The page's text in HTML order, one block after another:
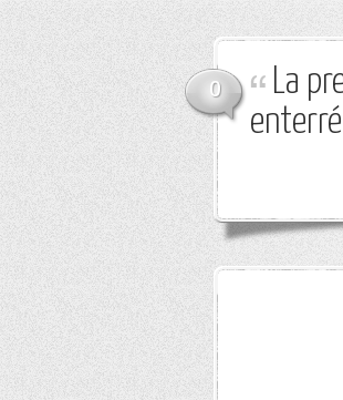
0
La